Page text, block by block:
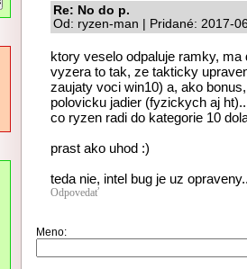
Re: No do p.
Od: ryzen-man | Pridané: 2017-
ktory veselo odpaluje ramky,
vyzera to tak, ze takticky
zaujaty voci win10) a, ako
polovicku jadier (fyzickych aj
co ryzen radi do kategorie 10
prast ako uhod :)
teda nie, intel bug je uz
Odpovedať
Meno: